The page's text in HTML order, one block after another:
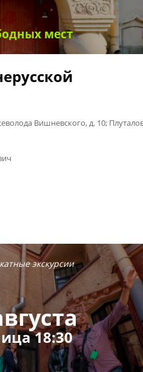
мест
Вишневского, д. 10;
экскурсии
18:30